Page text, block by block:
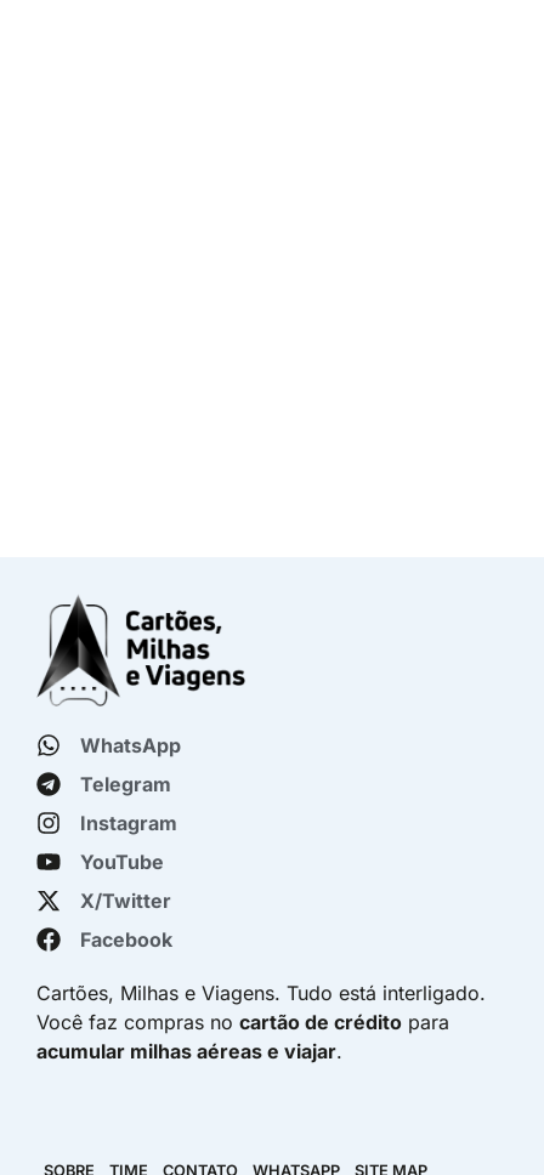
WhatsApp
Telegram
Instagram
YouTube
X/Twitter
Facebook
Cartões, Milhas e Viagens. Tudo está interligado.
Você faz compras no cartão de crédito para
acumular milhas aéreas e viajar.
SOBRE TIME CONTATO WHATSAPP SITE MAP